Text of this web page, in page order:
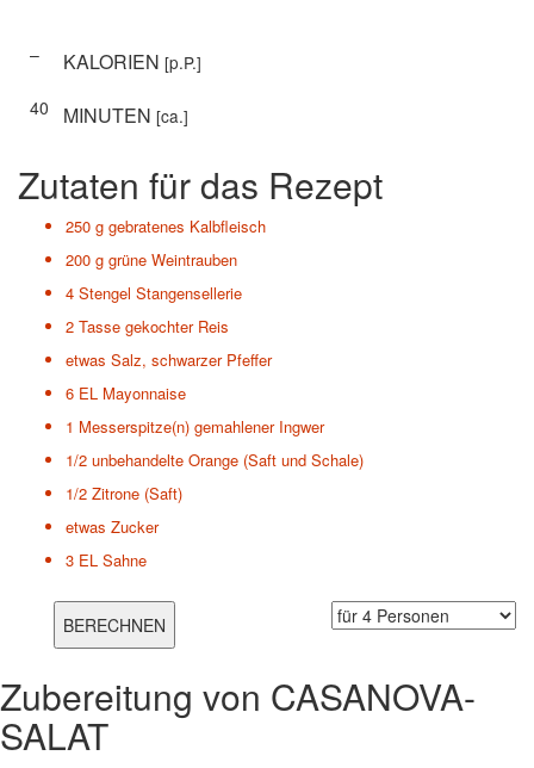
– KALORIEN [p.P.]
40
MINUTEN [ca.]
Zutaten für das Rezept
250 g gebratenes Kalbfleisch
200 g grüne Weintrauben
4 Stengel Stangensellerie
2 Tasse gekochter Reis
etwas Salz, schwarzer Pfeffer
6 EL Mayonnaise
1 Messerspitze(n) gemahlener Ingwer
1/2 unbehandelte Orange (Saft und Schale)
1/2 Zitrone (Saft)
etwas Zucker
3 EL Sahne
Zubereitung von CASANOVA-
SALAT